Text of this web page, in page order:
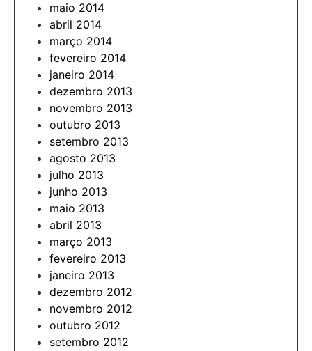
maio 2014
abril 2014
março 2014
fevereiro 2014
janeiro 2014
dezembro 2013
novembro 2013
outubro 2013
setembro 2013
agosto 2013
julho 2013
junho 2013
maio 2013
abril 2013
março 2013
fevereiro 2013
janeiro 2013
dezembro 2012
novembro 2012
outubro 2012
setembro 2012